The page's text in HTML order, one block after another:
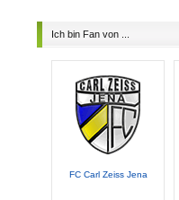
Ich bin Fan von ...
FC Carl Zeiss Jena